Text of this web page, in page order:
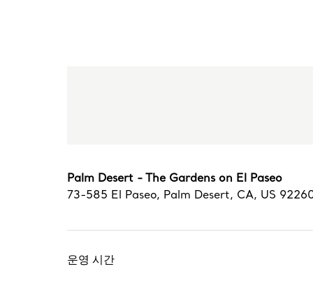
Palm Desert - The Gardens on El Paseo
73-585 El Paseo, Palm Desert, CA, US
운영 시간